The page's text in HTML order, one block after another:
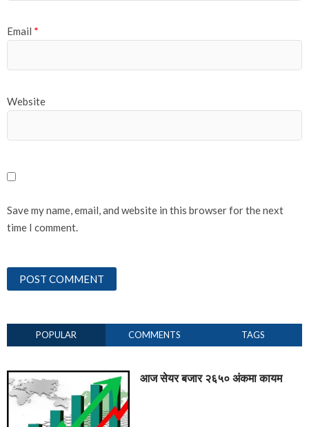
Email *
Website
Save my name, email, and website in this browser for the next
time I comment.
POPULAR COMMENTS TAGS
आज सेयर बजार २६५० अंकमा कायम